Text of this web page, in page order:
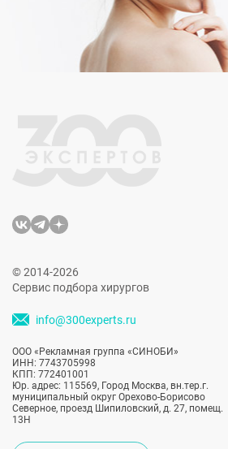
© 2014-2026
Сервис подбора хирургов
info@300experts.ru
ООО «Рекламная группа «СИНОБИ»
ИНН: 7743705998
КПП: 772401001
Юр. адрес: 115569, Город Москва, вн.тер.г.
муниципальный округ Орехово-Борисово
Северное, проезд Шипиловский, д. 27, помещ.
13Н